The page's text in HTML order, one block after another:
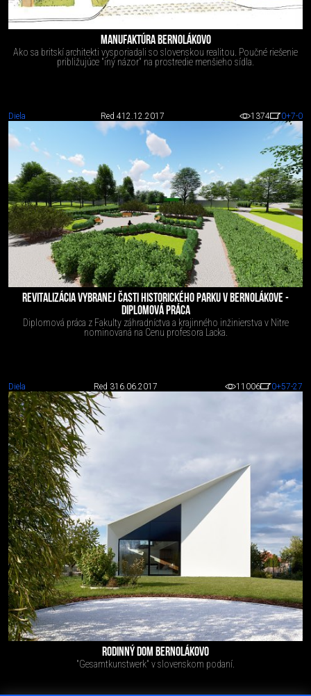
MANUFAKTÚRA BERNOLÁKOVO
Ako sa britskí architekti vysporiadali so slovenskou realitou. Poučné riešenie
približujúce "iný názor" na prostredie menšieho sídla.
Diela Red 412.12.2017 1374 0+7-0
REVITALIZÁCIA VYBRANEJ ČASTI HISTORICKÉHO PARKU V BERNOLÁKOVE -
DIPLOMOVÁ PRÁCA
Diplomová práca z Fakulty záhradníctva a krajinného inžinierstva v Nitre
nominovaná na Cenu profesora Lacka.
Diela Red 316.06.2017 11006 0+57-27
RODINNÝ DOM BERNOLÁKOVO
"Gesamtkunstwerk" v slovenskom podaní.